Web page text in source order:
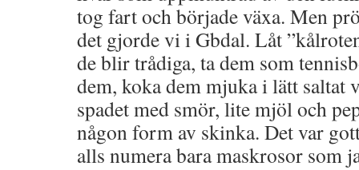
tog fart och började växa. Men
det gjorde vi i Gbdal. Låt
de blir trådiga, ta dem som
dem, koka dem mjuka i lätt saltat
spadet med smör, lite mjöl och
någon form av skinka. Det var
alls numera bara maskrosor som